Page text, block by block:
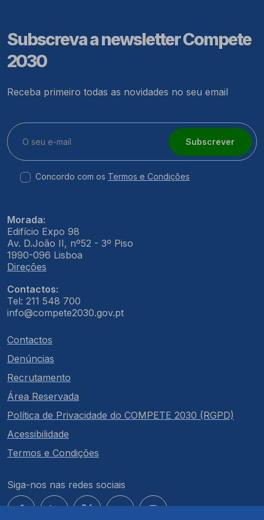
Subscreva a newsletter Compete
2030
Receba primeiro todas as novidades no seu email
Subscrever
Concordo com os Termos e Condições
Morada:
Edifício Expo 98
Av. D.João II, nº52 - 3º Piso
1990-096 Lisboa
Direções
Contactos:
Tel: 211 548 700
info@compete2030.gov.pt
Contactos
Denúncias
Recrutamento
Área Reservada
Política de Privacidade do COMPETE 2030 (RGPD)
Acessibilidade
Termos e Condições
Siga-nos nas redes sociais